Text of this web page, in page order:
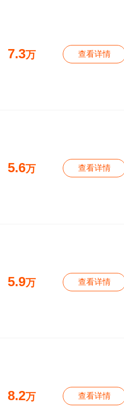
7.3万 查看详情
5.6万 查看详情
5.9万 查看详情
8.2万 查看详情